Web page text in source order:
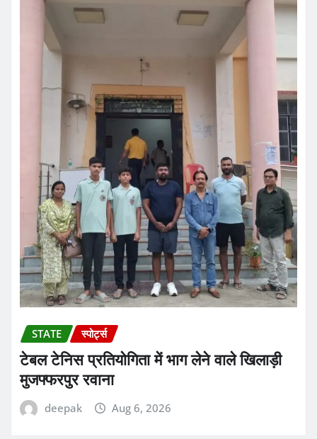
STATE स्पोर्ट्स
टेबल टेनिस प्रतियोगिता में भाग लेने वाले खिलाड़ी
मुजफ्फरपुर रवाना
deepak Aug 6, 2026